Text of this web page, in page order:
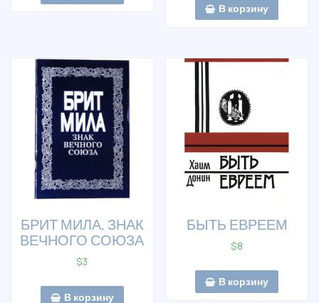
В корзину
БРИТ МИЛА. ЗНАК
ВЕЧНОГО СОЮЗА
$3
В корзину
БЫТЬ ЕВРЕЕМ
$8
В корзину